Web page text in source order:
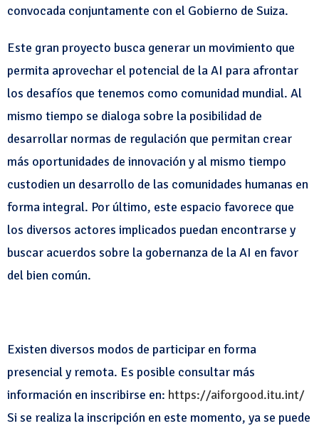
convocada conjuntamente con el Gobierno de Suiza.
Este gran proyecto busca generar un movimiento que
permita aprovechar el potencial de la AI para afrontar
los desafíos que tenemos como comunidad mundial. Al
mismo tiempo se dialoga sobre la posibilidad de
desarrollar normas de regulación que permitan crear
más oportunidades de innovación y al mismo tiempo
custodien un desarrollo de las comunidades humanas en
forma integral. Por último, este espacio favorece que
los diversos actores implicados puedan encontrarse y
buscar acuerdos sobre la gobernanza de la AI en favor
del bien común.
Existen diversos modos de participar en forma
presencial y remota. Es posible consultar más
información en inscribirse en: https://aiforgood.itu.int/
Si se realiza la inscripción en este momento, ya se puede